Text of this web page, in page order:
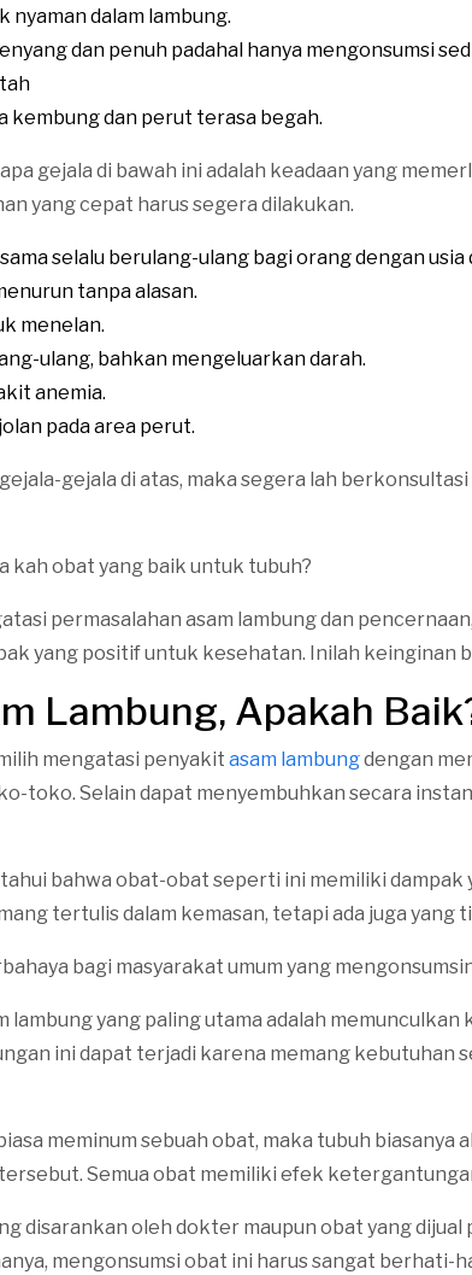
nyaman dalam lambung.
dan penuh padahal hanya mengonsumsi
kembung dan perut terasa begah.
gejala di bawah ini adalah keadaan yang
yang cepat harus segera dilakukan.
selalu berulang-ulang bagi orang dengan usia
tanpa alasan.
menelan.
ulang, bahkan mengeluarkan darah.
anemia.
pada area perut.
gejala di atas, maka segera lah
kah obat yang baik untuk tubuh?
permasalahan asam lambung dan
yang positif untuk kesehatan. Inilah keinginan
Lambung, Apakah
mengatasi penyakit asam lambungdengan
toko. Selain dapat menyembuhkan secara
bahwa obat-obat seperti ini memiliki dampak
tertulis dalam kemasan, tetapi ada juga yang
bagi masyarakat umum yang
lambung yang paling utama adalah
ini dapat terjadi karena memang kebutuhan
meminum sebuah obat, maka tubuh biasanya
Semua obat memiliki efek
disarankan oleh dokter maupun obat yang dijual
mengonsumsi obat ini harus sangat berhati-